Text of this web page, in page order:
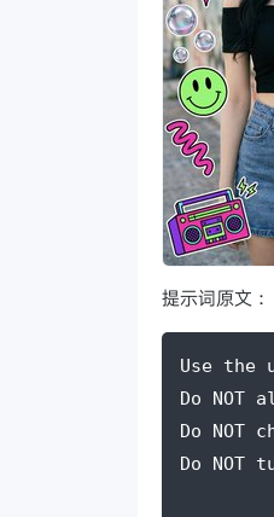
提示词原文：
Use the
Do
Do NOT
Do